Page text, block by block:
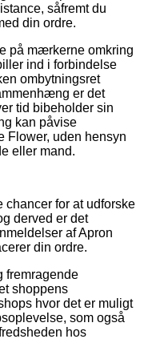
såfremt du
din ordre.
på mærkerne omkring
ind i forbindelse
ombytningsret
er det
tid bibeholder sin
kan påvise
Flower, uden hensyn
eller mand.
for at udforske
derved er det
af Apron
din ordre.
fremragende
shoppens
hvor det er muligt
som også
hos